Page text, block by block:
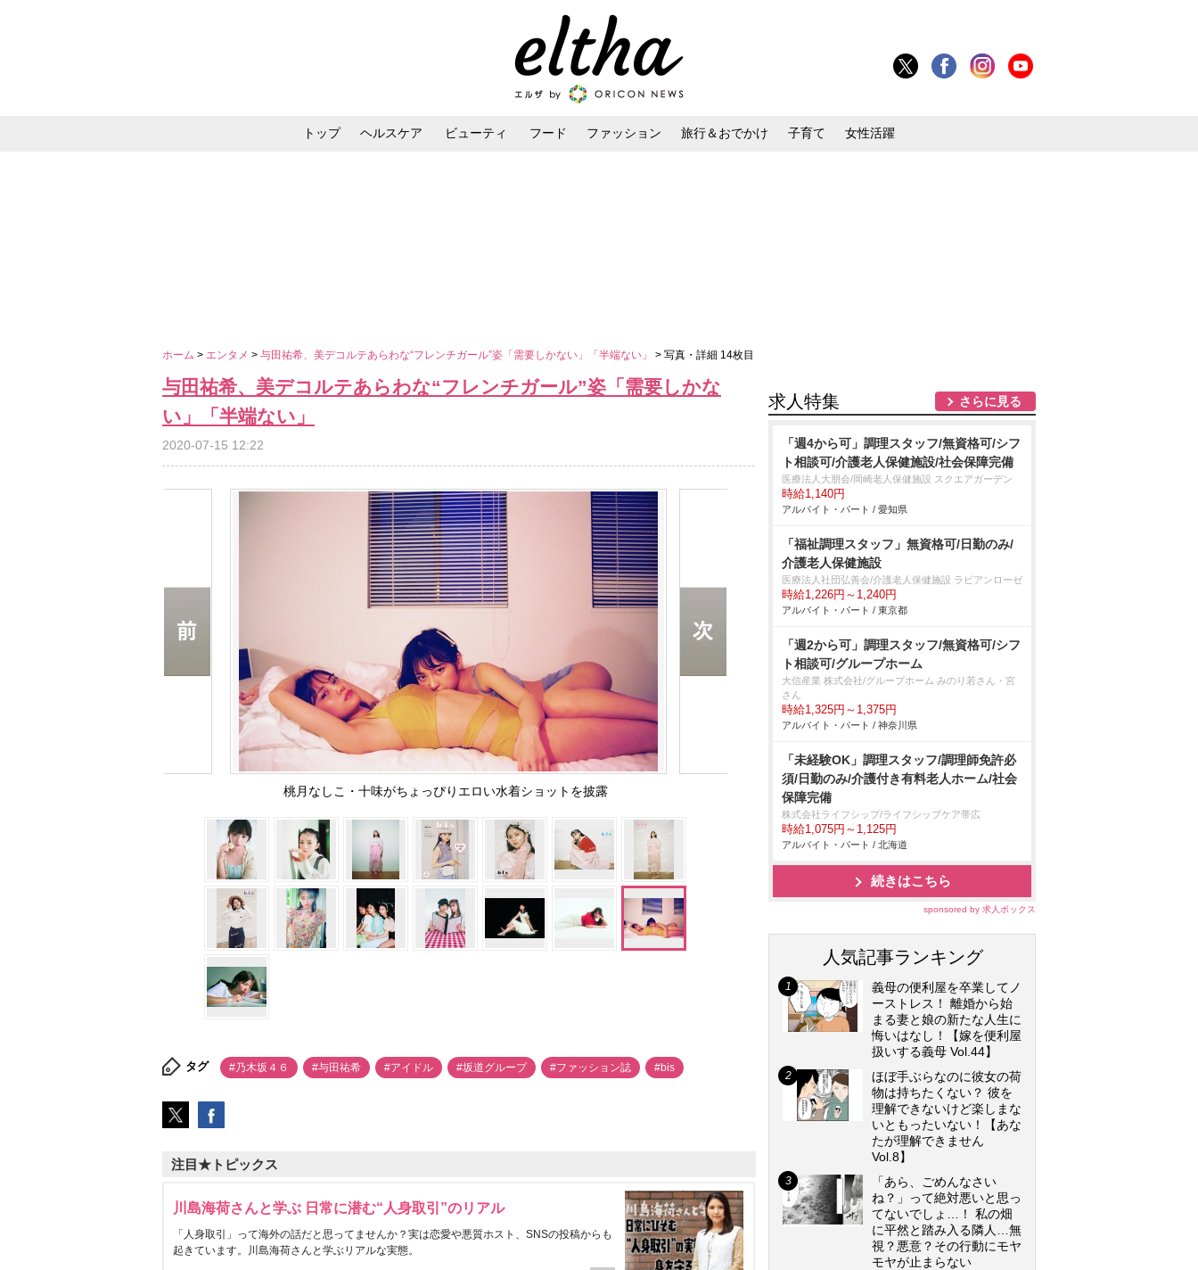
トップ ヘルスケア ビューティ フード ファッション 旅行＆おでかけ 子育て 女性活躍
ホーム > エンタメ > 与田祐希、美デコルテあらわな“フレンチガール”姿「需要しかない」「半端ない」 > 写真・詳細 14枚目
与田祐希、美デコルテあらわな“フレンチガール”姿「需要しかな
い」「半端ない」
2020-07-15 12:22
桃月なしこ・十味がちょっぴりエロい水着ショットを披露
タグ #乃木坂４６ #与田祐希 #アイドル #坂道グループ #ファッション誌 #bis
注目★トピックス
川島海荷さんと学ぶ 日常に潜む“人身取引”のリアル
「人身取引」って海外の話だと思ってませんか？実は恋愛や悪質ホスト、SNSの投稿からも
起きています。川島海荷さんと学ぶリアルな実態。
求人特集 さらに見る
「週4から可」調理スタッフ/無資格可/シフ
ト相談可/介護老人保健施設/社会保障完備
医療法人大朋会/岡崎老人保健施設 スクエアガーデン
時給1,140円
アルバイト・パート / 愛知県
「福祉調理スタッフ」無資格可/日勤のみ/
介護老人保健施設
医療法人社団弘善会/介護老人保健施設 ラビアンローゼ
時給1,226円～1,240円
アルバイト・パート / 東京都
「週2から可」調理スタッフ/無資格可/シフ
ト相談可/グループホーム
大信産業 株式会社/グループホーム みのり若さん・宮
さん
時給1,325円～1,375円
アルバイト・パート / 神奈川県
「未経験OK」調理スタッフ/調理師免許必
須/日勤のみ/介護付き有料老人ホーム/社会
保障完備
株式会社ライフシップ/ライフシップケア帯広
時給1,075円～1,125円
アルバイト・パート / 北海道
続きはこちら
sponsored by 求人ボックス
人気記事ランキング
義母の便利屋を卒業してノ
ーストレス！ 離婚から始
まる妻と娘の新たな人生に
悔いはなし！【嫁を便利屋
扱いする義母 Vol.44】
ほぼ手ぶらなのに彼女の荷
物は持ちたくない？ 彼を
理解できないけど楽しまな
いともったいない！【あな
たが理解できません
Vol.8】
「あら、ごめんなさい
ね？」って絶対悪いと思っ
てないでしょ…！ 私の畑
に平然と踏み入る隣人…無
視？悪意？その行動にモヤ
モヤが止まらない